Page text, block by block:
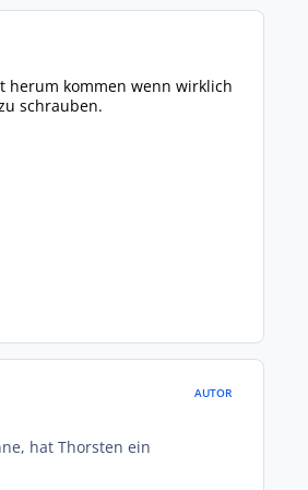
herum kommen wenn wirklich
schrauben.
AUTOR
hat Thorsten ein